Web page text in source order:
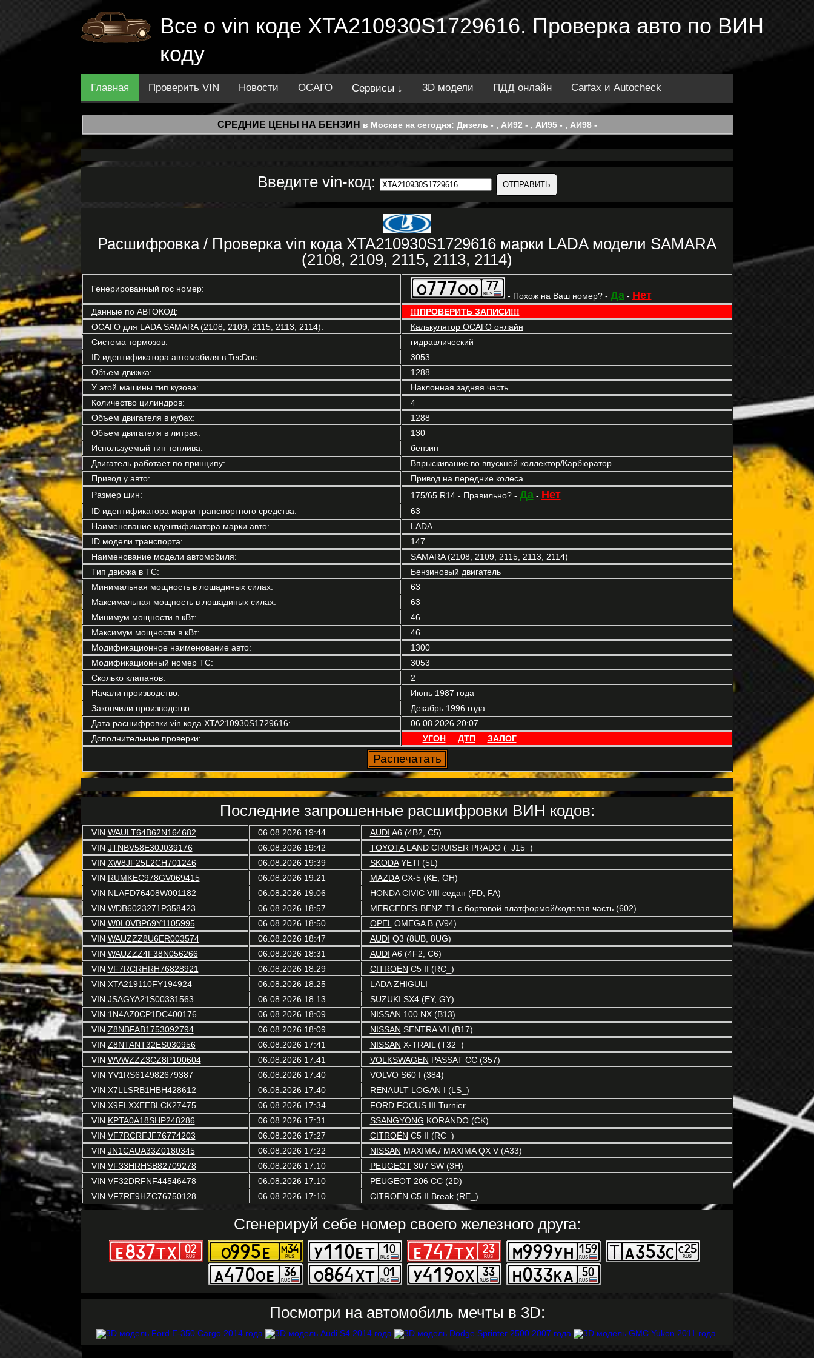
Все о vin коде XTA210930S1729616. Проверка авто по ВИН
коду
Главная Проверить VIN Новости ОСАГО Сервисы ↓ 3D модели ПДД онлайн Carfax и Autocheck
СРЕДНИЕ ЦЕНЫ НА БЕНЗИН в Москве на сегодня: Дизель - , АИ92 - , АИ95 - , АИ98 -
Введите vin-код:
Расшифровка / Проверка vin кода XTA210930S1729616 марки LADA модели SAMARA
(2108, 2109, 2115, 2113, 2114)
Генерированный гос номер:
- Похож на Ваш номер? - Да- Нет
Данные по АВТОКОД:
!!!ПРОВЕРИТЬ ЗАПИСИ!!!
ОСАГО для LADA SAMARA (2108, 2109, 2115, 2113, 2114):
Калькулятор ОСАГО онлайн
Система тормозов:
гидравлический
ID идентификатора автомобиля в TecDoc:
3053
Объем движка:
1288
У этой машины тип кузова:
Наклонная задняя часть
Количество цилиндров:
4
Объем двигателя в кубах:
1288
Объем двигателя в литрах:
130
Используемый тип топлива:
бензин
Двигатель работает по принципу:
Впрыскивание во впускной коллектор/Карбюратор
Привод у авто:
Привод на передние колеса
Размер шин:
175/65 R14 - Правильно? - Да- Нет
ID идентификатора марки транспортного средства:
63
Наименование идентификатора марки авто:
LADA
ID модели транспорта:
147
Наименование модели автомобиля:
SAMARA (2108, 2109, 2115, 2113, 2114)
Тип движка в ТС:
Бензиновый двигатель
Минимальная мощность в лошадиных силах:
63
Максимальная мощность в лошадиных силах:
63
Минимум мощности в кВт:
46
Максимум мощности в кВт:
46
Модификационное наименование авто:
1300
Модификационный номер ТС:
3053
Сколько клапанов:
2
Начали производство:
Июнь 1987 года
Закончили производство:
Декабрь 1996 года
Дата расшифровки vin кода XTA210930S1729616:
06.08.2026 20:07
Дополнительные проверки:
УГОН ДТП ЗАЛОГ
Последние запрошенные расшифровки ВИН кодов:
VIN WAULT64B62N164682 06.08.2026 19:44 AUDI A6 (4B2, C5)
VIN JTNBV58E30J039176 06.08.2026 19:42 TOYOTALAND CRUISER PRADO (_J15_)
VIN XW8JF25L2CH701246 06.08.2026 19:39 SKODAYETI (5L)
VIN RUMKEC978GV069415 06.08.2026 19:21 MAZDACX-5 (KE, GH)
VIN NLAFD76408W001182 06.08.2026 19:06 HONDACIVIC VIII седан (FD, FA)
VIN WDB6023271P358423 06.08.2026 18:57 MERCEDES-BENZ T1 c бортовой платформой/ходовая часть (602)
VIN W0L0VBP69Y1105995 06.08.2026 18:50 OPEL OMEGA B (V94)
VIN WAUZZZ8U6ER003574 06.08.2026 18:47 AUDI Q3 (8UB, 8UG)
VIN WAUZZZ4F38N056266 06.08.2026 18:31 AUDI A6 (4F2, C6)
VIN VF7RCRHRH76828921 06.08.2026 18:29 CITROËN C5 II (RC_)
VIN XTA219110FY194924 06.08.2026 18:25 LADAZHIGULI
VIN JSAGYA21S00331563 06.08.2026 18:13 SUZUKI SX4 (EY, GY)
VIN 1N4AZ0CP1DC400176 06.08.2026 18:09 NISSAN 100 NX (B13)
VIN Z8NBFAB1753092794 06.08.2026 18:09 NISSAN SENTRA VII (B17)
VIN Z8NTANT32ES030956 06.08.2026 17:41 NISSAN X-TRAIL (T32_)
VIN WVWZZZ3CZ8P100604 06.08.2026 17:41 VOLKSWAGEN PASSAT CC (357)
VIN YV1RS614982679387 06.08.2026 17:40 VOLVOS60 I (384)
VIN X7LLSRB1HBH428612 06.08.2026 17:40 RENAULTLOGAN I (LS_)
VIN X9FLXXEEBLCK27475 06.08.2026 17:34 FORDFOCUS III Turnier
VIN KPTA0A18SHP248286 06.08.2026 17:31 SSANGYONG KORANDO (CK)
VIN VF7RCRFJF76774203 06.08.2026 17:27 CITROËN C5 II (RC_)
VIN JN1CAUA33Z0180345 06.08.2026 17:22 NISSAN MAXIMA / MAXIMA QX V (A33)
VIN VF33HRHSB82709278 06.08.2026 17:10 PEUGEOT307 SW (3H)
VIN VF32DRFNF44546478 06.08.2026 17:10 PEUGEOT206 CC (2D)
VIN VF7RE9HZC76750128 06.08.2026 17:10 CITROËN C5 II Break (RE_)
Сгенерируй себе номер своего железного друга:
Посмотри на автомобиль мечты в 3D: